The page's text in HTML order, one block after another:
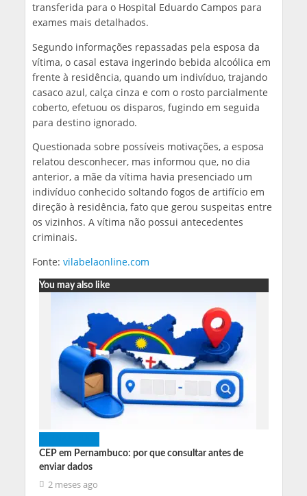
transferida para o Hospital Eduardo Campos para
exames mais detalhados.
Segundo informações repassadas pela esposa da
vítima, o casal estava ingerindo bebida alcoólica em
frente à residência, quando um indivíduo, trajando
casaco azul, calça cinza e com o rosto parcialmente
coberto, efetuou os disparos, fugindo em seguida
para destino ignorado.
Questionada sobre possíveis motivações, a esposa
relatou desconhecer, mas informou que, no dia
anterior, a mãe da vítima havia presenciado um
indivíduo conhecido soltando fogos de artifício em
direção à residência, fato que gerou suspeitas entre
os vizinhos. A vítima não possui antecedentes
criminais.
Fonte: vilabelaonline.com
You may also like
CEP em Pernambuco: por que consultar antes de
enviar dados
2 meses ago